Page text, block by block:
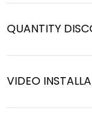
QUANTITY
VIDEO